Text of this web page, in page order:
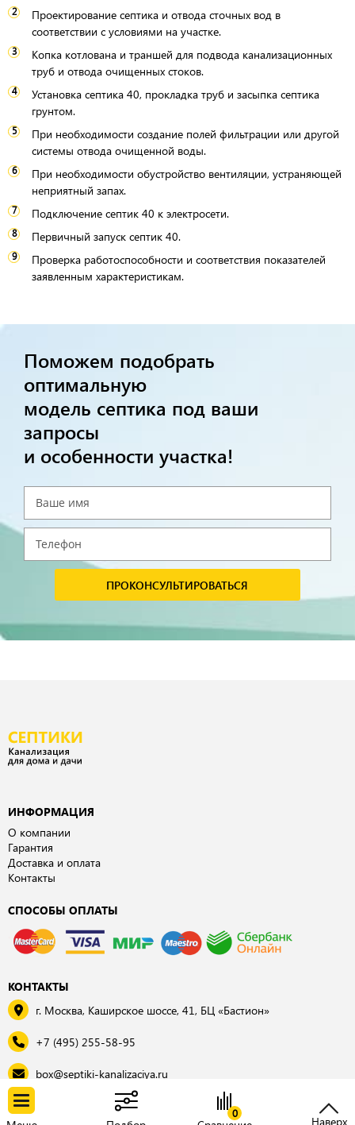
Проектирование септика и отвода сточных вод в
соответствии с условиями на участке.
Копка котлована и траншей для подвода канализационных
труб и отвода очищенных стоков.
Установка септика 40, прокладка труб и засыпка септика
грунтом.
При необходимости создание полей фильтрации или другой
системы отвода очищенной воды.
При необходимости обустройство вентиляции, устраняющей
неприятный запах.
Подключение септик 40 к электросети.
Первичный запуск септик 40.
Проверка работоспособности и соответствия показателей
заявленным характеристикам.
Поможем подобрать
оптимальную
модель септика под ваши
запросы
и особенности участка!
ПРОКОНСУЛЬТИРОВАТЬСЯ
0
Наверх
ИНФОРМАЦИЯ
О компании
Гарантия
Доставка и оплата
Контакты
СПОСОБЫ ОПЛАТЫ
КОНТАКТЫ
г. Москва, Каширское шоссе, 41, БЦ «Бастион»
+7 (495) 255-58-95
box@septiki-kanalizaciya.ru
© 2026, «Септки для дома и дачи»